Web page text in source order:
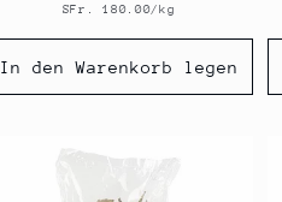
Preis
Grundpreis
SFr. 180.00/kg
In den Warenkorb legen